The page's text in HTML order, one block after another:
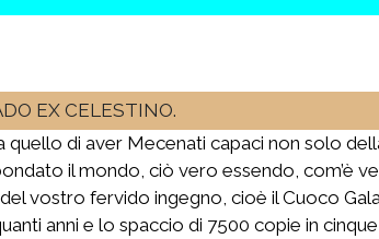
EX CELESTINO.
di aver Mecenati capaci non solo
il mondo, ciò vero essendo, com’è
vostro fervido ingegno, cioè il Cuoco
anni e lo spaccio di 7500 copie in